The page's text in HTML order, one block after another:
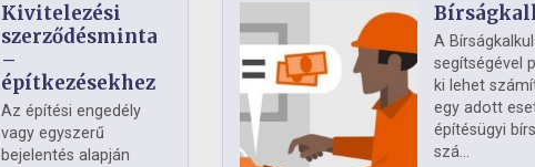
Kivitelezési
szerződésminta
–
építkezésekhez
Az építési engedély
vagy egyszerű
bejelentés alapján
A
segítségével
ki lehet
egy adott
építésügyi
szá...